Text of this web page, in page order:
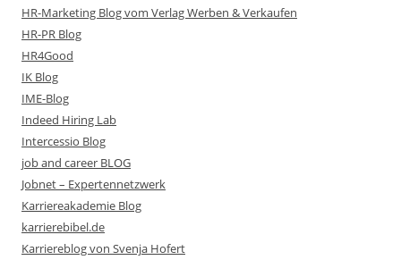
HR-Marketing Blog vom Verlag Werben & Verkaufen
HR-PR Blog
HR4Good
IK Blog
IME-Blog
Indeed Hiring Lab
Intercessio Blog
job and career BLOG
Jobnet – Expertennetzwerk
Karriereakademie Blog
karrierebibel.de
Karriereblog von Svenja Hofert